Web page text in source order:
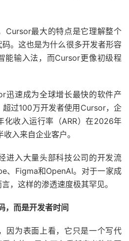
Cursor最大的特点是它理解整个
。这也是为什么很多开发者形容
输入法，而Cursor更像初级程
迅速成为全球增长最快的软件产
超过100万开发者使用Cursor，企
化收入运行率（ARR）在2026年
入来自企业客户。
进入大量头部科技公司的开发流
、Figma和OpenAI。对于一家成
，这样的渗透速度极其罕见。
，而是开发者时间
因为表面上看，它只是一个写代